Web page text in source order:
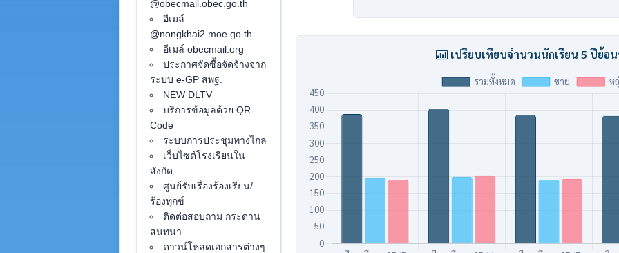
@obecmail.obec.go.th
อีเมล์
@nongkhai2.moe.go.th
อีเมล์ obecmail.org
ประกาศจัดซื้อจัดจ้างจาก
ระบบ e-GP สพฐ.
NEW DLTV
บริการข้อมูลด้วย QR-
Code
ระบบการประชุมทางไกล
เว็บไซต์โรงเรียนใน
สังกัด
ศูนย์รับเรื่องร้องเรียน/
ร้องทุกข์
ติดต่อสอบถาม กระดาน
สนทนา
ดาวน์โหลดเอกสารต่างๆ
เปรียบเทียบจำนวนนักเรียน 5 ปีย้อ